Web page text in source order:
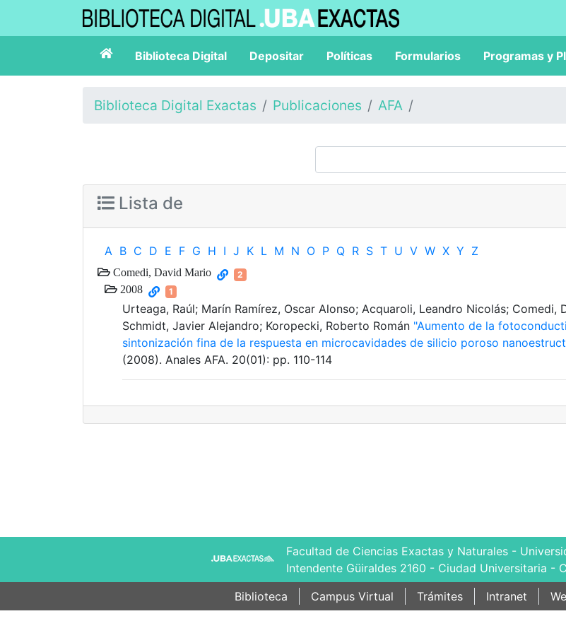
Biblioteca Digital Depositar Políticas Formularios Programas y
Biblioteca Digital Exactas Publicaciones AFA
Lista de
A B C D E F G H I J K L M N O P Q R S T U V W X Y Z
Comedi, David Mario 2
2008 1
Urteaga, Raúl; Marín Ramírez, Oscar Alonso; Acquaroli, Leandro Nicolás; Comedi,
Schmidt, Javier Alejandro; Koropecki, Roberto Román "Aumento de la
sintonización fina de la respuesta en microcavidades de silicio poroso
(2008). Anales AFA. 20(01): pp. 110-114
Facultad de Ciencias Exactas y Naturales -
Intendente Güiraldes 2160 - Ciudad Universitaria -
Biblioteca
Campus Virtual Trámites Intranet